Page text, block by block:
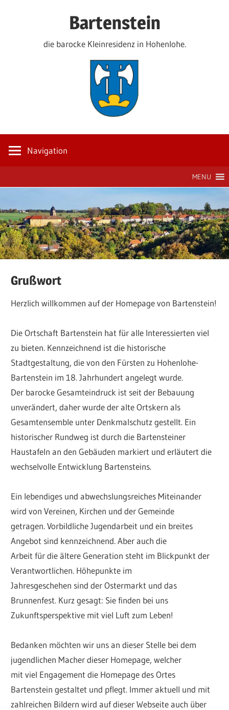
Bartenstein
die barocke Kleinresidenz in Hohenlohe.
Navigation
MENU
Grußwort
Herzlich willkommen auf der Homepage von Bartenstein!
Die Ortschaft Bartenstein hat für alle Interessierten viel
zu bieten. Kennzeichnend ist die historische
Stadtgestaltung, die von den Fürsten zu Hohenlohe-
Bartenstein im 18. Jahrhundert angelegt wurde.
Der barocke Gesamteindruck ist seit der Bebauung
unverändert, daher wurde der alte Ortskern als
Gesamtensemble unter Denkmalschutz gestellt. Ein
historischer Rundweg ist durch die Bartensteiner
Haustafeln an den Gebäuden markiert und erläutert die
wechselvolle Entwicklung Bartensteins.
Ein lebendiges und abwechslungsreiches Miteinander
wird von Vereinen, Kirchen und der Gemeinde
getragen. Vorbildliche Jugendarbeit und ein breites
Angebot sind kennzeichnend. Aber auch die
Arbeit für die ältere Generation steht im Blickpunkt der
Verantwortlichen. Höhepunkte im
Jahresgeschehen sind der Ostermarkt und das
Brunnenfest. Kurz gesagt: Sie finden bei uns
Zukunftsperspektive mit viel Luft zum Leben!
Bedanken möchten wir uns an dieser Stelle bei dem
jugendlichen Macher dieser Homepage, welcher
mit viel Engagement die Homepage des Ortes
Bartenstein gestaltet und pflegt. Immer aktuell und mit
zahlreichen Bildern wird auf dieser Webseite auch über